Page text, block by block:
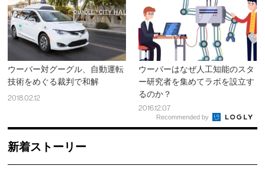
ウーバー対グーグル、自動運転
技術をめぐる裁判で和解
2018.02.12
ウーバーはなぜ人工知能のスタ
ー研究者を集めてラボを設立す
るのか？
2016.12.07
Recommended by
新着ストーリー